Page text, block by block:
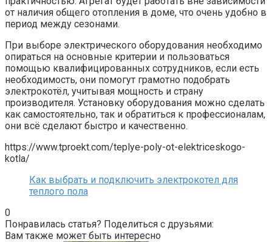
от наличия общего отопления в доме, что очень удобно в
период между сезонами.
При выборе электрического оборудования необходимо
опираться на основные критерии и пользоваться
помощью квалифицированных сотрудников, если есть
необходимость, они помогут грамотно подобрать
электрокотёл, учитывая мощность и страну
производителя. Установку оборудования можно сделать
как самостоятельно, так и обратиться к профессионалам,
они всё сделают быстро и качественно.
https://www.tproekt.com/teplye-poly-ot-elektriceskogo-
kotla/
Как выбрать и подключить электрокотел для
теплого пола
0
Понравилась статья? Поделиться с друзьями:
Вам также может быть интересно